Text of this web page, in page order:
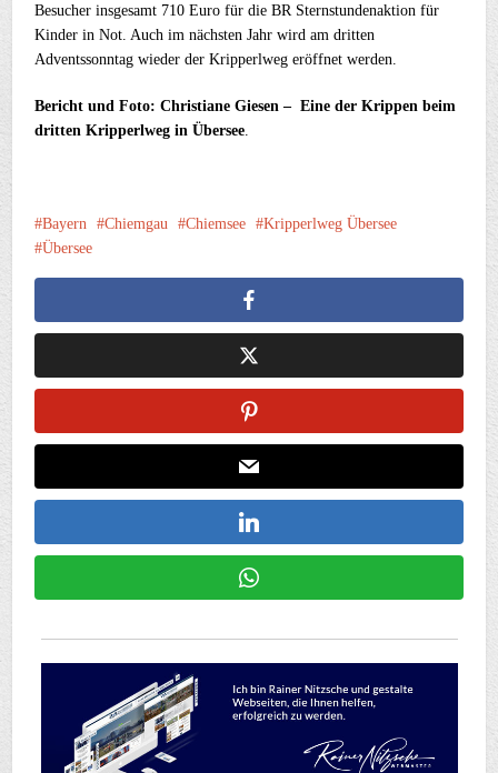
Besucher insgesamt 710 Euro für die BR Sternstundenaktion für
Kinder in Not. Auch im nächsten Jahr wird am dritten
Adventssonntag wieder der Kripperlweg eröffnet werden.
Bericht und Foto: Christiane Giesen – Eine der Krippen beim
dritten Kripperlweg in Übersee
Bayern Chiemgau Chiemsee
Kripperlweg Übersee
Übersee